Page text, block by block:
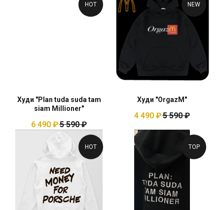
HOT
Худи "Plan tuda suda tam
siam Millioner"
6 490 ₽5 590 ₽
NEW
Худи "OrgazM"
4 490 ₽5 590 ₽
HOT TOP